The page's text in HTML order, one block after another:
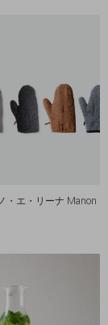
・エ・リーナ Manon